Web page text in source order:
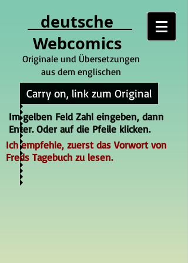
deutsche
Webcomics
Originale und Übersetzungen
aus dem englischen
Carry on, link zum Original
Im gelben Feld Zahl eingeben, dann
Enter. Oder auf die Pfeile klicken.
Ich empfehle, zuerst das Vorwort von
Freds Tagebuch zu lesen.